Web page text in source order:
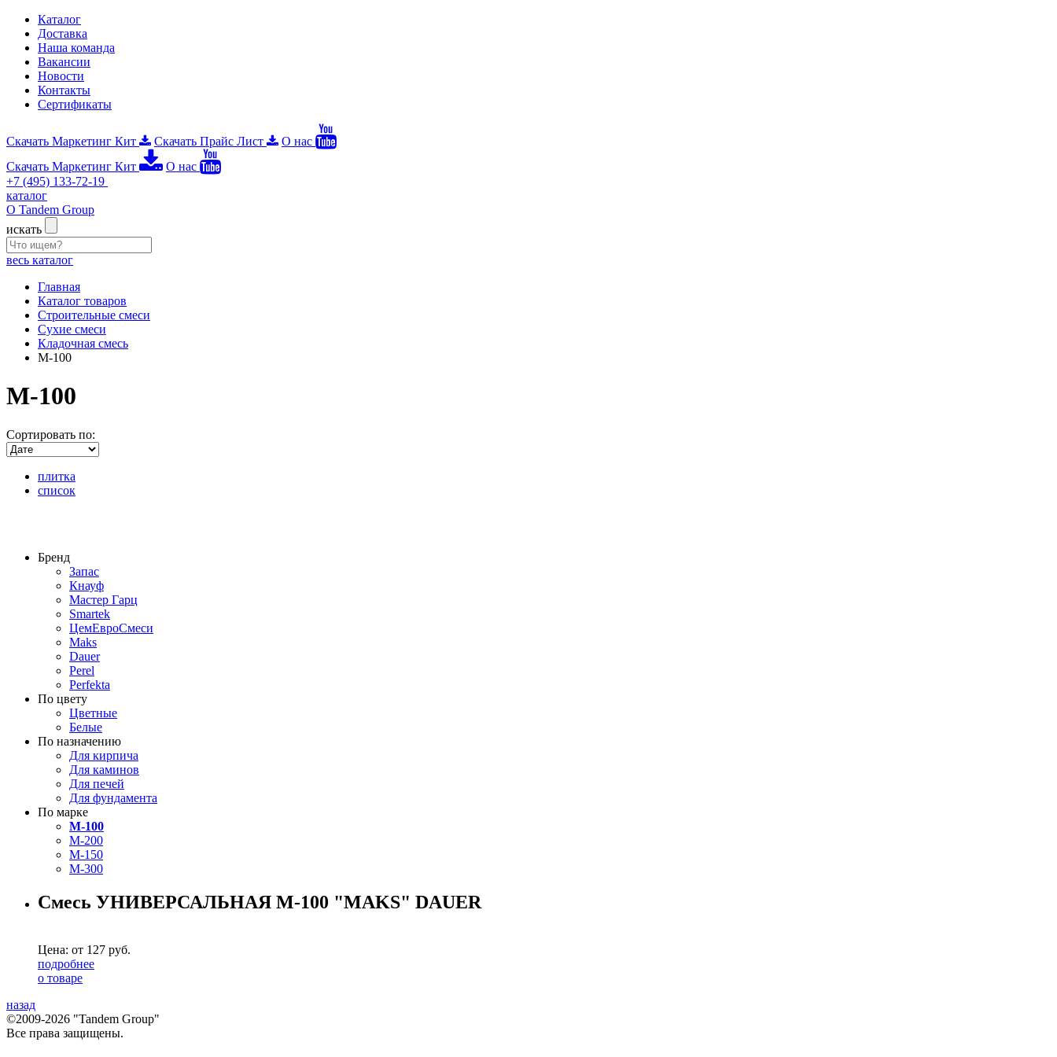
Каталог
Доставка
Наша команда
Вакансии
Новости
Контакты
Сертификаты
Скачать Маркетинг Кит Скачать Прайс Лист
О нас
Скачать Маркетинг Кит
О нас
+7 (495) 133-72-19
каталог
О Tandem Group
искать
весь каталог
Главная
Каталог товаров
Строительные смеси
Сухие смеси
Кладочная смесь
M-100
M-100
Сортировать по:
плитка
список
Бренд
Запас
Кнауф
Мастер Гарц
Smartek
ЦемЕвроСмеси
Maks
Dauer
Perel
Perfekta
По цвету
Цветные
Белые
По назначению
Для кирпича
Для каминов
Для печей
Для фундамента
По марке
M-100
M-200
M-150
M-300
Смесь УНИВЕРСАЛЬНАЯ М-100 "MAKS" DAUER
Цена: от 127 руб.
подробнее
о товаре
назад
©2009-2026 "Tandem Group"
Все права защищены.